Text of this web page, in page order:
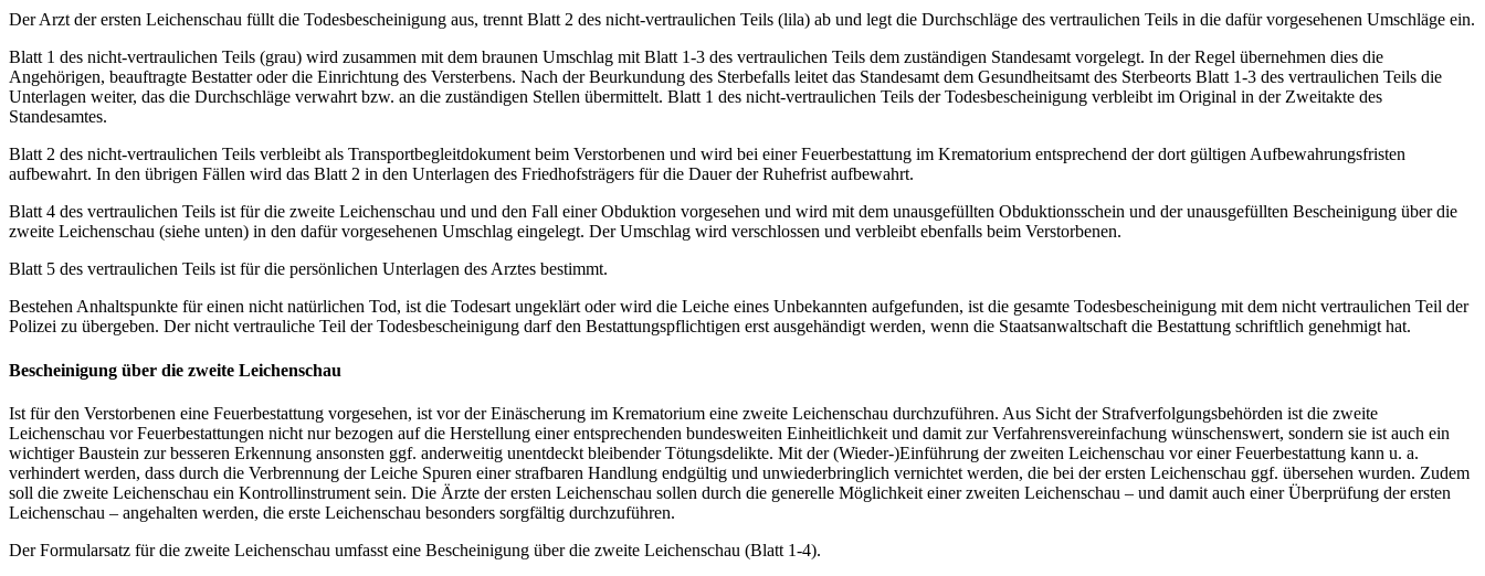
Der Arzt der ersten Leichenschau füllt die Todesbescheinigung aus, trennt Blatt 2 des nicht-vertraulichen Teils (lila) ab und legt die Durchschläge des vertraulichen Teils in die dafür vorgesehenen Umschläge ein.
Blatt 1 des nicht-vertraulichen Teils (grau) wird zusammen mit dem braunen Umschlag mit Blatt 1-3 des vertraulichen Teils dem zuständigen Standesamt vorgelegt. In der Regel übernehmen dies die
Angehörigen, beauftragte Bestatter oder die Einrichtung des Versterbens. Nach der Beurkundung des Sterbefalls leitet das Standesamt dem Gesundheitsamt des Sterbeorts Blatt 1-3 des vertraulichen Teils die
Unterlagen weiter, das die Durchschläge verwahrt bzw. an die zuständigen Stellen übermittelt. Blatt 1 des nicht-vertraulichen Teils der Todesbescheinigung verbleibt im Original in der Zweitakte des
Standesamtes.
Blatt 2 des nicht-vertraulichen Teils verbleibt als Transportbegleitdokument beim Verstorbenen und wird bei einer Feuerbestattung im Krematorium entsprechend der dort gültigen Aufbewahrungsfristen
aufbewahrt. In den übrigen Fällen wird das Blatt 2 in den Unterlagen des Friedhofsträgers für die Dauer der Ruhefrist aufbewahrt.
Blatt 4 des vertraulichen Teils ist für die zweite Leichenschau und und den Fall einer Obduktion vorgesehen und wird mit dem unausgefüllten Obduktionsschein und der unausgefüllten Bescheinigung über die
zweite Leichenschau (siehe unten) in den dafür vorgesehenen Umschlag eingelegt. Der Umschlag wird verschlossen und verbleibt ebenfalls beim Verstorbenen.
Blatt 5 des vertraulichen Teils ist für die persönlichen Unterlagen des Arztes bestimmt.
Bestehen Anhaltspunkte für einen nicht natürlichen Tod, ist die Todesart ungeklärt oder wird die Leiche eines Unbekannten aufgefunden, ist die gesamte Todesbescheinigung mit dem nicht vertraulichen Teil der
Polizei zu übergeben. Der nicht vertrauliche Teil der Todesbescheinigung darf den Bestattungspflichtigen erst ausgehändigt werden, wenn die Staatsanwaltschaft die Bestattung schriftlich genehmigt hat.
Bescheinigung über die zweite Leichenschau
Ist für den Verstorbenen eine Feuerbestattung vorgesehen, ist vor der Einäscherung im Krematorium eine zweite Leichenschau durchzuführen. Aus Sicht der Strafverfolgungsbehörden ist die zweite
Leichenschau vor Feuerbestattungen nicht nur bezogen auf die Herstellung einer entsprechenden bundesweiten Einheitlichkeit und damit zur Verfahrensvereinfachung wünschenswert, sondern sie ist auch ein
wichtiger Baustein zur besseren Erkennung ansonsten ggf. anderweitig unentdeckt bleibender Tötungsdelikte. Mit der (Wieder-)Einführung der zweiten Leichenschau vor einer Feuerbestattung kann u. a.
verhindert werden, dass durch die Verbrennung der Leiche Spuren einer strafbaren Handlung endgültig und unwiederbringlich vernichtet werden, die bei der ersten Leichenschau ggf. übersehen wurden. Zudem
soll die zweite Leichenschau ein Kontrollinstrument sein. Die Ärzte der ersten Leichenschau sollen durch die generelle Möglichkeit einer zweiten Leichenschau – und damit auch einer Überprüfung der ersten
Leichenschau – angehalten werden, die erste Leichenschau besonders sorgfältig durchzuführen.
Der Formularsatz für die zweite Leichenschau umfasst eine Bescheinigung über die zweite Leichenschau (Blatt 1-4).